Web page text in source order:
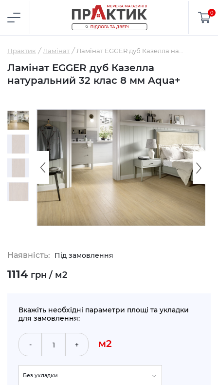
0
Практик Ламінат
Ламінат EGGER дуб Казелла
натуральний 32 клас 8 мм Aqua+
Наявність: Під замовлення
1114 грн / м2
Вкажіть необхідні параметри площі та укладки
для замовлення:
- + м2
Без укладки